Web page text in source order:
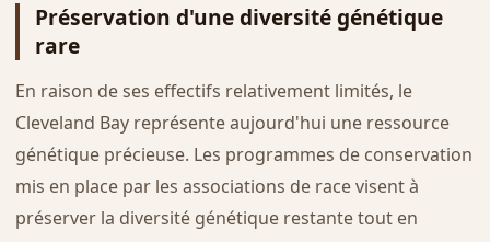
Préservation d'une diversité génétique
rare
En raison de ses effectifs relativement limités, le
Cleveland Bay représente aujourd'hui une ressource
génétique précieuse. Les programmes de conservation
mis en place par les associations de race visent à
préserver la diversité génétique restante tout en